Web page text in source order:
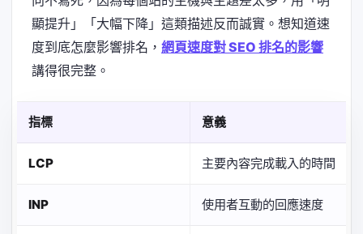
顯提升」「大幅下降」這類描述反而誠實。想知道速
度到底怎麼影響排名， 網頁速度對 SEO 排名的影響
講得很完整。
指標 意義
LCP 主要內容完成載入的時間
INP 使用者互動的回應速度